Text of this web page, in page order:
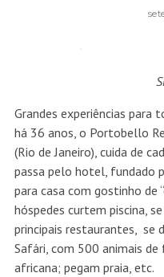
Grandes experiências para
há 36 anos, o Portobello
(Rio de Janeiro), cuida de
passa pelo hotel, fundado
para casa com gostinho de
hóspedes curtem piscina,
principais restaurantes, se
Safári, com 500 animais de
africana; pegam praia, etc.